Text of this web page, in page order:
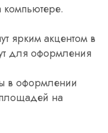
ярким акцентом в
для оформления
в оформлении
на